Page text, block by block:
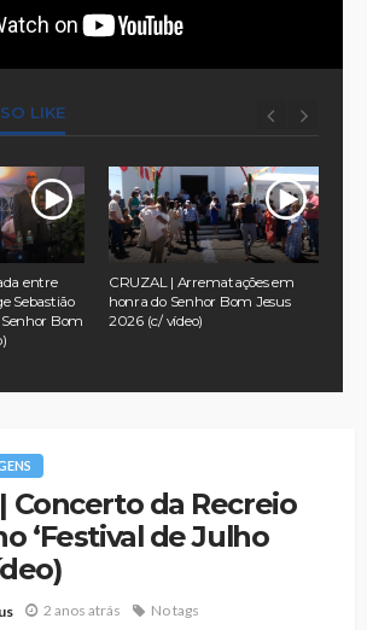
LIKE
entre
Sebastião
Senhor Bom
CRUZAL | Arrematações em
honra do Senhor Bom Jesus
2026 (c/ vídeo)
Concerto da Recreio
‘Festival de Julho
2 anos atrás No tags